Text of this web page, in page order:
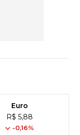
Euro
R$ 5,88
-0,16%